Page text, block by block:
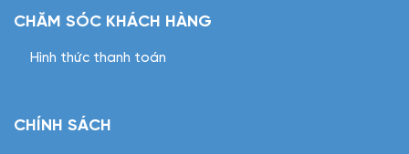
CHĂM SÓC KHÁCH HÀNG
Hình thức thanh toán
CHÍNH SÁCH